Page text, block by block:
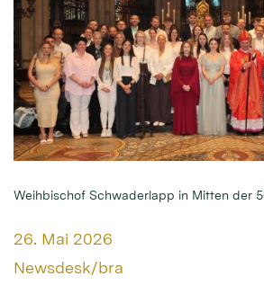
Weihbischof Schwaderlapp in Mitten der
Datum:
26. Mai 2026
Von:
Newsdesk/bra